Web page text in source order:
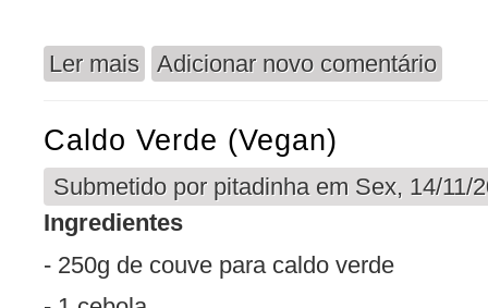
Ler mais acerca de Base para Sopas
Adicionar novo comentário
Caldo Verde (vegan)
Submetido por pitadinhaem Sex, 14/11/
Ingredientes
- 250g de couve para caldo verde